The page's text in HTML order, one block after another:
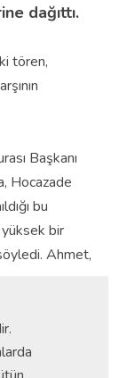
dağıttı.
tören,
Başkanı
Hocazade
bu
bir
Ahmet,